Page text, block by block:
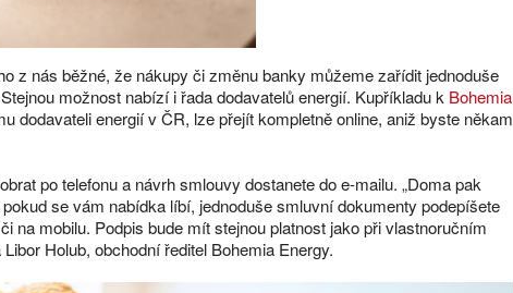
z nás běžné, že nákupy či změnu banky můžeme zařídit jednoduše
možnost nabízí i řada dodavatelů energií. Kupříkladu k Bohemia
dodavateli energií v ČR, lze přejít kompletně online, aniž byste někam
po telefonu a návrh smlouvy dostanete do e-mailu. „Doma pak
se vám nabídka líbí, jednoduše smluvní dokumenty podepíšete
na mobilu. Podpis bude mít stejnou platnost jako při vlastnoručním
Holub, obchodní ředitel Bohemia Energy.